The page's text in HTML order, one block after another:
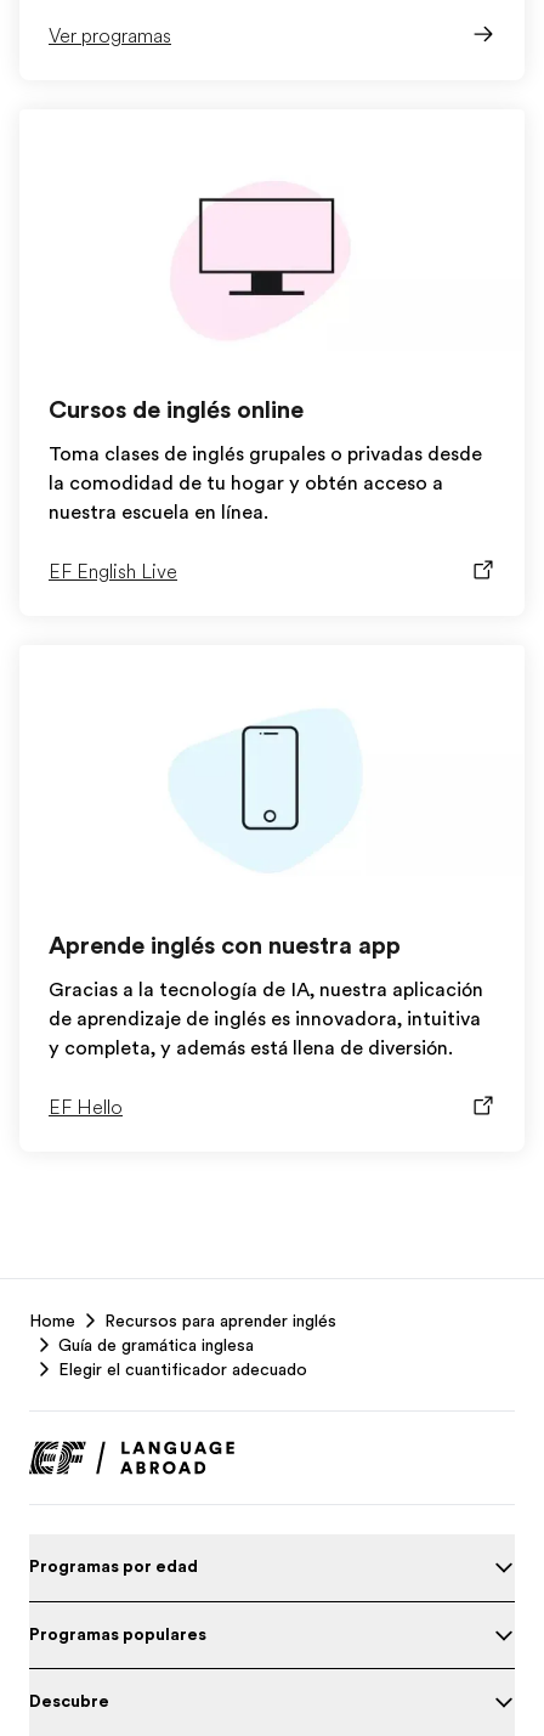
Ver programas
Cursos de inglés online
Toma clases de inglés grupales o privadas desde
la comodidad de tu hogar y obtén acceso a
nuestra escuela en línea.
EF English Live
Aprende inglés con nuestra app
Gracias a la tecnología de IA, nuestra aplicación
de aprendizaje de inglés es innovadora, intuitiva
y completa, y además está llena de diversión.
EF Hello
Footer
Home
Recursos para aprender inglés
Guía de gramática inglesa
Elegir el cuantificador adecuado
Programas por edad
Programas populares
Descubre